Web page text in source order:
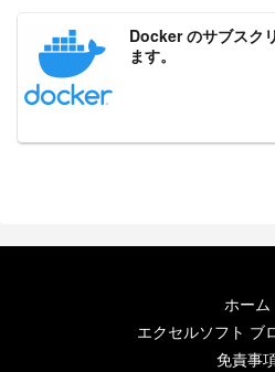
Docker のサブスク
ます。
ホーム
エクセルソフト ブ
免責事